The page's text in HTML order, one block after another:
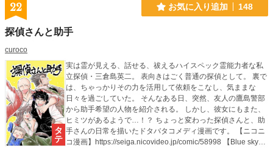
22 お気に入り追加 148
探偵さんと助手
curoco
実は霊が見える、話せる、祓えるハイスペック霊能力者な私
立探偵・三倉島英二。 表向きはごく普通の探偵として。 裏で
は、ちゃっかりその力を活用して依頼をこなし、気ままな
日々を過ごしていた。 そんなある日、突然、友人の鷹島警部
から助手希望の人物を紹介される。 しかし、彼女にもまた、
ヒミツがあるようで…！？ ちょっと変わった探偵さんと、助
手さんの日常を描いたドタバタコメディ漫画です。 【ニコニ
コ漫画】https://seiga.nicovideo.jp/comic/58998 【Blue sky】